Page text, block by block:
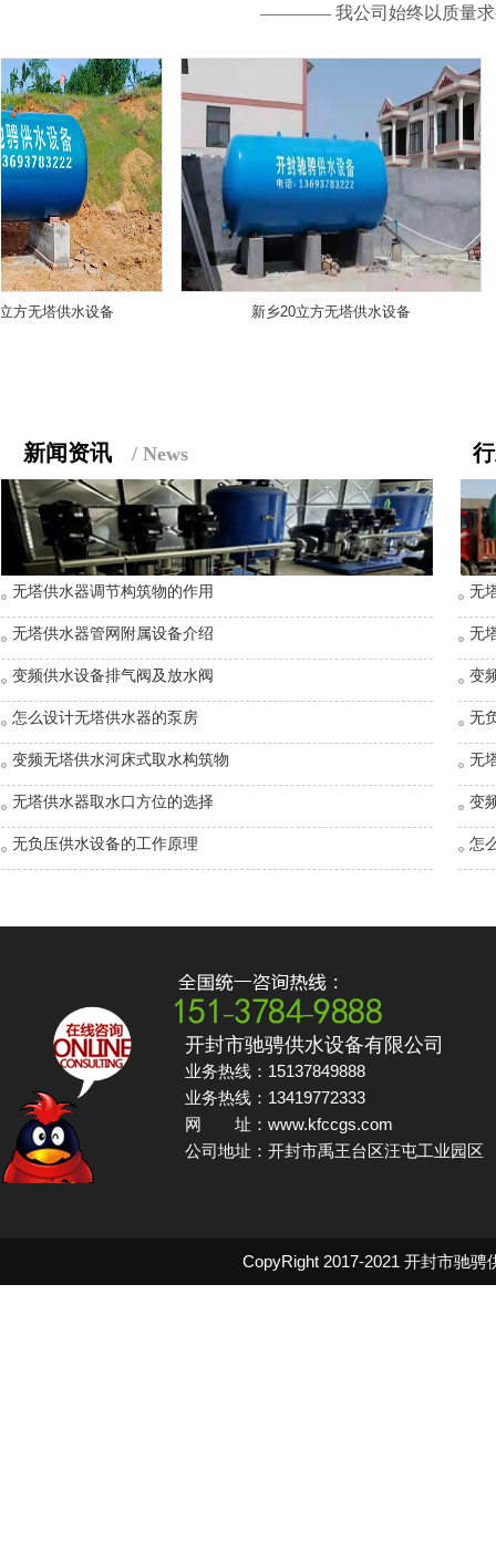
———— 我公司始终以质量求
供水设备 新乡20立方无塔供水设备
新闻资讯 / News
无塔供水器调节构筑物的作用
无塔供水器管网附属设备介绍
变频供水设备排气阀及放水阀
怎么设计无塔供水器的泵房
变频无塔供水河床式取水构筑物
无塔供水器取水口方位的选择
无负压供水设备的工作原理
无
无
变
无
无
变
怎
开封市驰骋供水设备有限公司
业务热线：15137849888
业务热线：13419772333
网 址：www.kfccgs.com
公司地址：开封市禹王台区汪屯工业园区
CopyRight 2017-2021 开封市驰骋